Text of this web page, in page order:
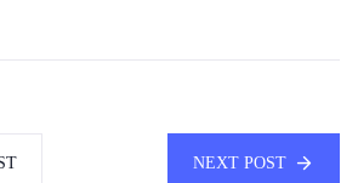
NEXT POST